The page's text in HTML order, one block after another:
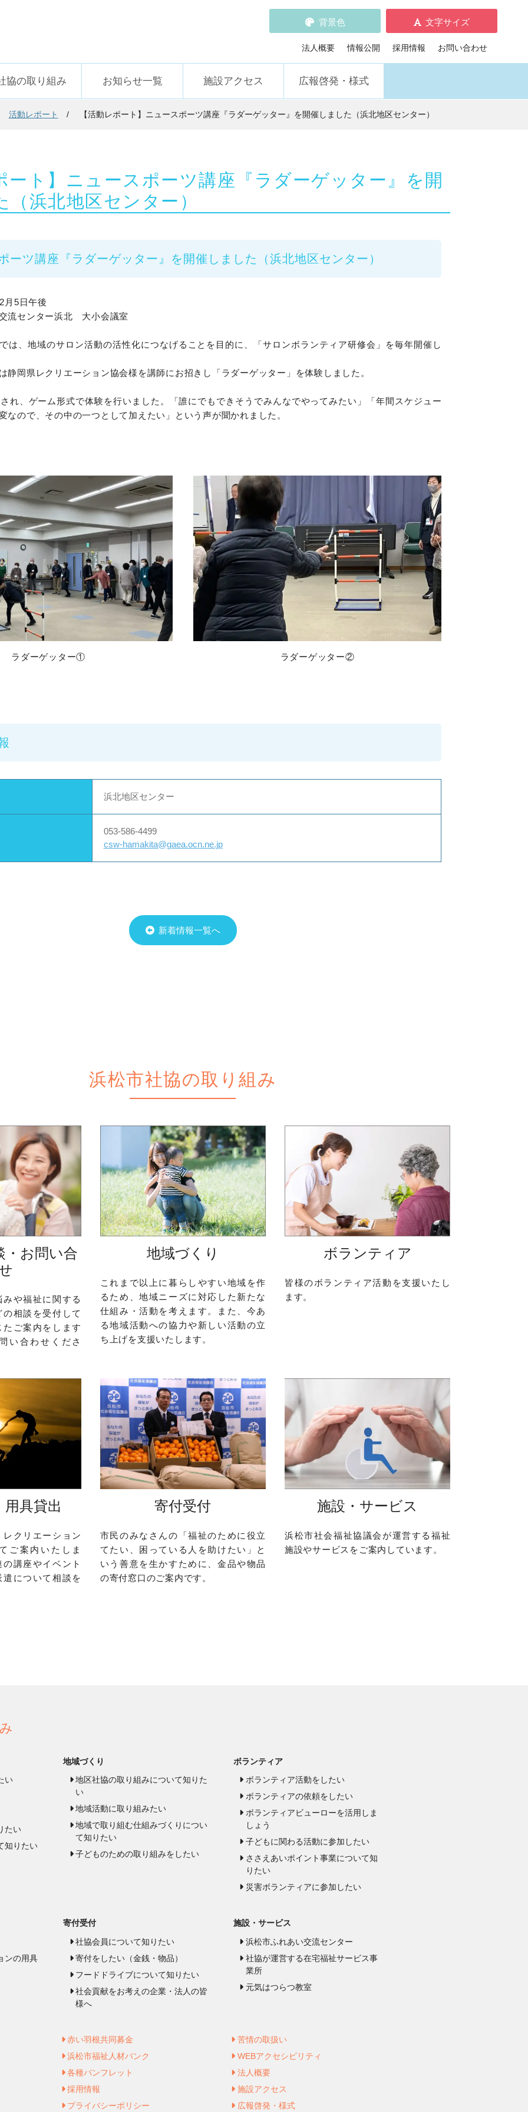
背景色
デフォルト
黒の背景
青の背景
黄の背景
文字サイズ
標準
拡大
法人概要 情報公開 採用情報 お問い合わせ
協の取り組み お知らせ一覧 施設アクセス 広報啓発・様式
活動レポート 【活動レポート】ニュースポーツ講座『ラダーゲッター』を開催しました（浜北地区センター）
ート】ニュースポーツ講座『ラダーゲッター』を開
（浜北地区センター）
ーツ講座『ラダーゲッター』を開催しました（浜北地区センター）
月5日午後
流センター浜北 大小会議室
は、地域のサロン活動の活性化につなげることを目的に、「サロンボランティア研修会」を毎年開催し
静岡県レクリエーション協会様を講師にお招きし「ラダーゲッター」を体験しました。
れ、ゲーム形式で体験を行いました。「誰にでもできそうでみんなでやってみたい」「年間スケジュー
なので、その中の一つとして加えたい」という声が聞かれました。
ラダーゲッター① ラダーゲッター②
浜北地区センター
053-586-4499
csw-hamakita@gaea.ocn.ne.jp
新着情報一覧へ
浜松市社協の取り組み
・お問い合
や福祉に関する
相談を受付して
ご案内をします
い合わせくださ
地域づくり
これまで以上に暮らしやすい地域を作
るため、地域ニーズに対応した新たな
仕組み・活動を考えます。また、今あ
る地域活動への協力や新しい活動の立
ち上げを支援いたします。
ボランティア
皆様のボランティア活動を支援いたし
ます。
用具貸出
クリエーション
ご案内いたしま
講座やイベント
について相談を
寄付受付
市民のみなさんの「福祉のために役立
てたい、困っている人を助けたい」と
いう善意を生かすために、金品や物品
の寄付窓口のご案内です。
施設・サービス
浜松市社会福祉協議会が運営する福祉
施設やサービスをご案内しています。
い
たい
知りたい
地域づくり
地区社協の取り組みについて知りた
い
地域活動に取り組みたい
地域で取り組む仕組みづくりについ
て知りたい
子どものための取り組みをしたい
ボランティア
ボランティア活動をしたい
ボランティアの依頼をしたい
ボランティアビューローを活用しま
しょう
子どもに関わる活動に参加したい
ささえあいポイント事業について知
りたい
災害ボランティアに参加したい
ンの用具
寄付受付
社協会員について知りたい
寄付をしたい（金銭・物品）
フードドライブについて知りたい
社会貢献をお考えの企業・法人の皆
様へ
施設・サービス
浜松市ふれあい交流センター
社協が運営する在宅福祉サービス事
業所
元気はつらつ教室
赤い羽根共同募金
浜松市福祉人材バンク
各種パンフレット
採用情報
プライバシーポリシー
苦情の取扱い
WEBアクセシビリティ
法人概要
施設アクセス
広報啓発・様式